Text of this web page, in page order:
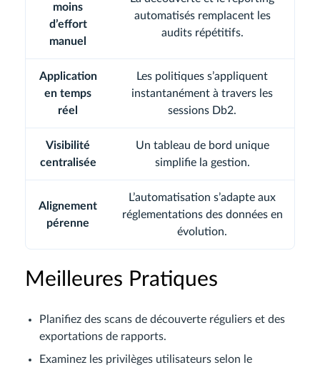
moins
d’effort
manuel
automatisés remplacent les
audits répétitifs.
Application
en temps
réel
Les politiques s’appliquent
instantanément à travers les
sessions Db2.
Visibilité
centralisée
Un tableau de bord unique
simplifie la gestion.
Alignement
pérenne
L’automatisation s’adapte aux
réglementations des données en
évolution.
Meilleures Pratiques
Planifiez des scans de découverte réguliers et des
exportations de rapports.
Examinez les privilèges utilisateurs selon le